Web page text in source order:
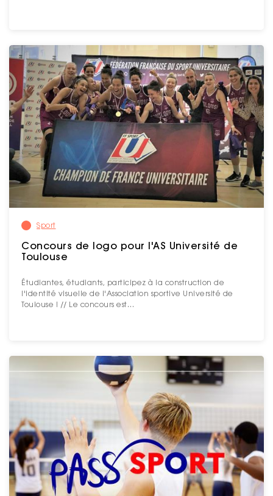
Sport
Concours de logo pour l'AS Université de
Toulouse
Étudiantes, étudiants, participez à la construction de
l'identité visuelle de l'Association sportive Université de
Toulouse ! // Le concours est…